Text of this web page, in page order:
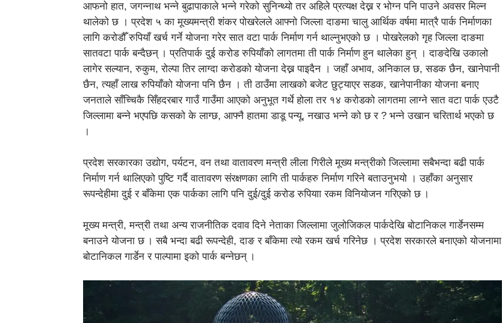
आफनो हात, जगन्नाथ भन्ने बुढापाकाले भन्ने गरेको सुनिन्थ्यो तर अहिले प्रत्यक्ष देख्न र भोग्न पनि पाउने अवसर मिल्न
थालेको छ । प्रदेश ५ का मूख्यमन्त्री शंकर पोखरेलले आफ्नो जिल्ला दाङमा चालु आर्थिक वर्षमा मात्रै पार्क निर्माणका
लागि करोडौँ रुपियाँ खर्च गर्ने योजना गरेर सात वटा पार्क निर्माण गर्न थाल्नुभएको छ । पोखरेलको गृह जिल्ला दाङमा
सातवटा पार्क बन्दैछन् । प्रतिपार्क दुई करोड रुपियाँको लागतमा ती पार्क निर्माण हुन थालेका हुन् । दाङदेखि उकालो
लागेर सल्यान, रुकुम, रोल्पा तिर लाग्दा करोडको योजना देख्न पाइदैन । जहाँ अभाव, अनिकाल छ, सडक छैन, खानेपानी
छैन, त्यहाँ लाख रुपियाँको योजना पनि छैन । ती ठाउँमा लाखको बजेट छुट्याएर सडक, खानेपानीका योजना बनाए
जनताले साँच्चिकै सिँहदरबार गाउँ गाउँमा आएको अनुभूत गर्थे होला तर १४ करोडको लागतमा लाग्ने सात वटा पार्क एउटै
जिल्लामा बन्ने भएपछि कसको के लाग्छ, आफ्नै हातमा डाडू पन्यू, नखाउ भन्ने को छ र ? भन्ने उखान चरितार्थ भएको छ
।
प्रदेश सरकारका उद्योग, पर्यटन, वन तथा वातावरण मन्त्री लीला गिरीले मूख्य मन्त्रीको जिल्लामा सबैभन्दा बढी पार्क
निर्माण गर्न थालिएको पुष्टि गर्दै वातावरण संरक्षणका लागि ती पार्कहरु निर्माण गरिने बताउनुभयो । उहाँका अनुसार
रूपन्देहीमा दुई र बाँकेमा एक पार्कका लागि पनि दुई/दुई करोड रुपियाा रकम विनियोजन गरिएको छ ।
मूख्य मन्त्री, मन्त्री तथा अन्य राजनीतिक दवाव दिने नेताका जिल्लामा जुलोजिकल पार्कदेखि बोटानिकल गार्डेनसम्म
बनाउने योजना छ । सबै भन्दा बढी रूपन्देही, दाङ र बाँकेमा त्यो रकम खर्च गरिनेछ । प्रदेश सरकारले बनाएको योजनामा
बोटानिकल गार्डेन र पाल्पामा इको पार्क बन्नेछन् ।